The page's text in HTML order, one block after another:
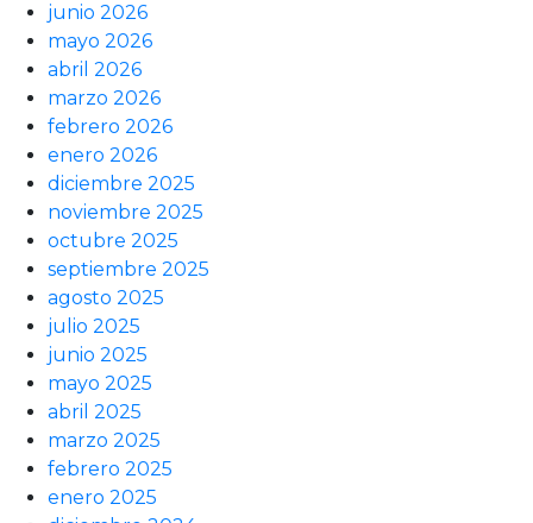
junio 2026
mayo 2026
abril 2026
marzo 2026
febrero 2026
enero 2026
diciembre 2025
noviembre 2025
octubre 2025
septiembre 2025
agosto 2025
julio 2025
junio 2025
mayo 2025
abril 2025
marzo 2025
febrero 2025
enero 2025